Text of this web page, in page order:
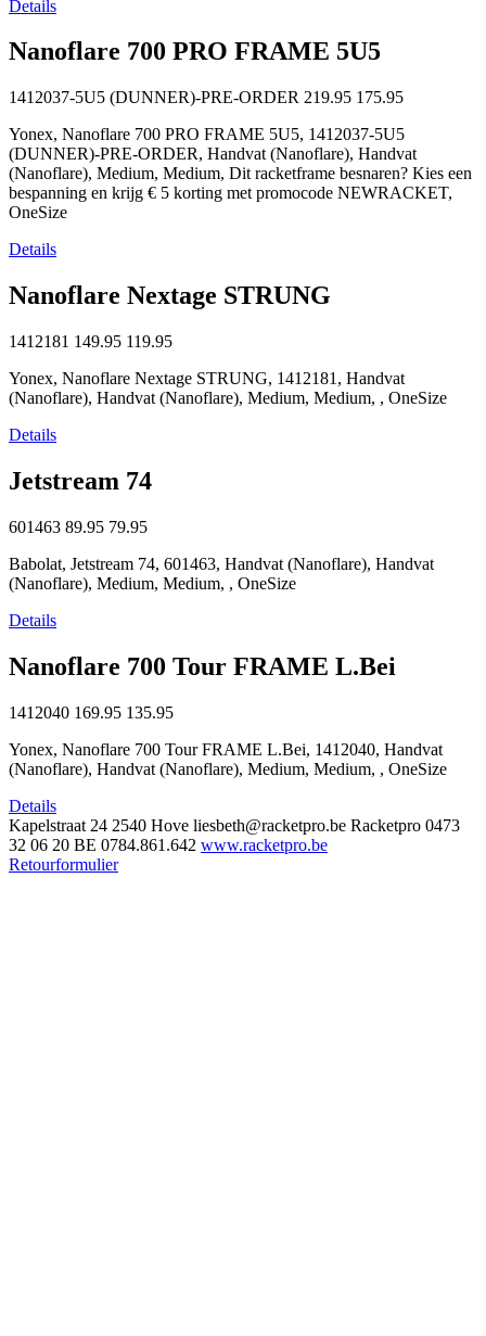
Details
Nanoflare 700 PRO FRAME 5U5
1412037-5U5 (DUNNER)-PRE-ORDER 219.95 175.95
Yonex, Nanoflare 700 PRO FRAME 5U5, 1412037-5U5
(DUNNER)-PRE-ORDER, Handvat (Nanoflare), Handvat
(Nanoflare), Medium, Medium, Dit racketframe besnaren? Kies een
bespanning en krijg € 5 korting met promocode NEWRACKET,
OneSize
Details
Nanoflare Nextage STRUNG
1412181 149.95 119.95
Yonex, Nanoflare Nextage STRUNG, 1412181, Handvat
(Nanoflare), Handvat (Nanoflare), Medium, Medium, , OneSize
Details
Jetstream 74
601463 89.95 79.95
Babolat, Jetstream 74, 601463, Handvat (Nanoflare), Handvat
(Nanoflare), Medium, Medium, , OneSize
Details
Nanoflare 700 Tour FRAME L.Bei
1412040 169.95 135.95
Yonex, Nanoflare 700 Tour FRAME L.Bei, 1412040, Handvat
(Nanoflare), Handvat (Nanoflare), Medium, Medium, , OneSize
Details
Kapelstraat 24 2540 Hove liesbeth@racketpro.be Racketpro 0473
32 06 20 BE 0784.861.642 www.racketpro.be
Retourformulier